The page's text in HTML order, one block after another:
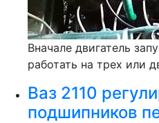
Вначале двигатель
работать на трех или
Ваз 2110
подшипников